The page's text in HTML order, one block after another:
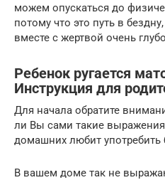
можем опускаться до
потому что это путь в
вместе с жертвой очень
Ребенок ругается
Инструкция для
Для начала обратите
ли Вы сами такие
домашних любит употребить
В вашем доме так не